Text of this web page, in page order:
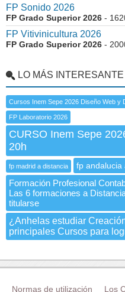
FP Sonido 2026
FP Grado Superior 2026 -
FP Vitivinicultura 2026
FP Grado Superior 2026 -
LO MÁS
Cursos Inem Sepe 2026 Diseño Web y
FP Laboratorio 2026
CURSO Inem Sepe
20h
fp madrid a distancia fp andalucia
Formación Profesional
Las 6 formaciones a
titularse
¿Anhelas estudiar
principales Cursos para
Normas de utilización Los